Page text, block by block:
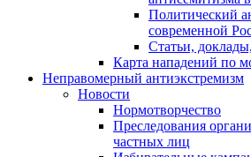
Политический
современной
Статьи,
Карта нападений по
Неправомерный антиэкстремизм
Новости
Нормотворчество
Преследования
частных лиц